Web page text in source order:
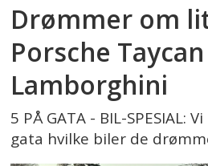
Drømmer om
Porsche
Lamborghini
5 PÅ GATA - BIL-SPESIAL:
gata hvilke biler de